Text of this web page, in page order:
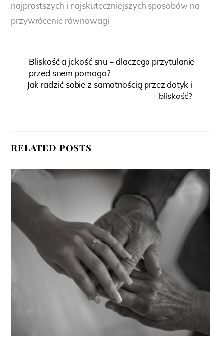
najprostszych i najskuteczniejszych sposobów na
przywrócenie równowagi.
Bliskość a jakość snu – dlaczego przytulanie
przed snem pomaga?
Jak radzić sobie z samotnością przez dotyk i
bliskość?
RELATED POSTS